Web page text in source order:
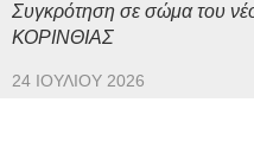
Συγκρότηση σε σώμα του
ΚΟΡΙΝΘΙΑΣ
24 ΙΟΥΛΊΟΥ 2026